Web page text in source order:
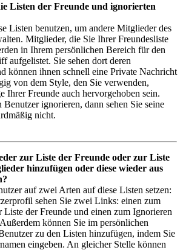
Listen der Freunde und ignorierten
Listen benutzen, um andere Mitglieder des
Mitglieder, die Sie Ihrer Freundesliste
in Ihrem persönlichen Bereich für den
aufgelistet. Sie sehen dort deren
können ihnen schnell eine Private Nachricht
von dem Style, den Sie verwenden,
Ihrer Freunde auch hervorgehoben sein.
Benutzer ignorieren, dann sehen Sie seine
nicht.
zur Liste der Freunde oder zur Liste
hinzufügen oder diese wieder aus
auf zwei Arten auf diese Listen setzen:
sehen Sie zwei Links: einen zum
der Freunde und einen zum Ignorieren
können Sie im persönlichen
zu den Listen hinzufügen, indem Sie
eingeben. An gleicher Stelle können